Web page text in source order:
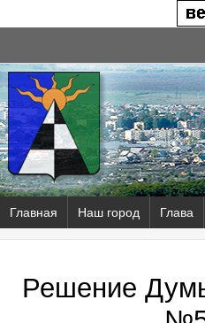
Главная Наш город Глава
Решение Думы